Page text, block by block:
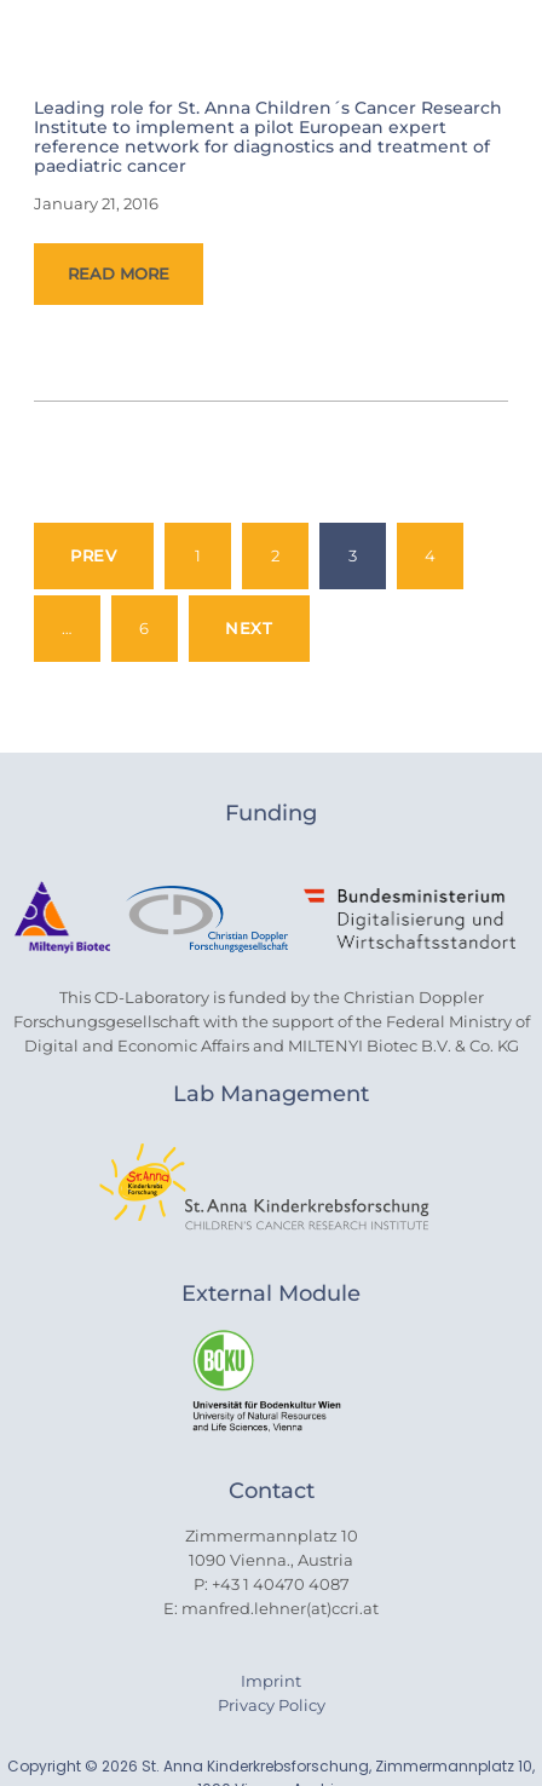
Leading role for St. Anna Children´s Cancer Research
Institute to implement a pilot European expert
reference network for diagnostics and treatment of
paediatric cancer
January 21, 2016
READ MORE
pagination
PREV 1 2 3 4
… 6 NEXT
Funding
This CD-Laboratory is funded by the Christian Doppler
Forschungsgesellschaft with the support of the Federal Ministry of
Digital and Economic Affairs and MILTENYI Biotec B.V. & Co. KG
Lab Management
External Module
Contact
Zimmermannplatz 10
1090 Vienna., Austria
P: +43 1 40470 4087
E: manfred.lehner(at)ccri.at
Imprint
Privacy Policy
Copyright © 2026 St. Anna Kinderkrebsforschung, Zimmermannplatz 10,